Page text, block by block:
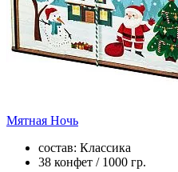
Мятная Ночь
состав: Классика
38 конфет / 1000 гр.